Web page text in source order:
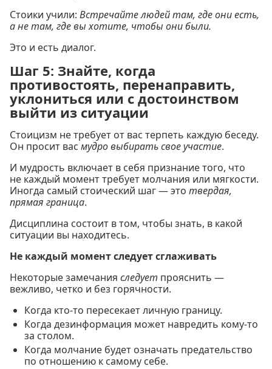
Стоики учили: Встречайте людей там, где они есть,
а не там, где вы хотите, чтобы они были.
Это и есть диалог.
Шаг 5: Знайте, когда
противостоять, перенаправить,
уклониться или с достоинством
выйти из ситуации
Стоицизм не требует от вас терпеть каждую беседу.
Он просит вас мудро выбирать свое участие.
И мудрость включает в себя признание того, что
не каждый момент требует молчания или мягкости.
Иногда самый стоический шаг — это твердая,
прямая граница.
Дисциплина состоит в том, чтобы знать, в какой
ситуации вы находитесь.
Не каждый момент следует сглаживать
Некоторые замечания следует прояснить —
вежливо, четко и без горячности.
Когда кто-то пересекает личную границу.
Когда дезинформация может навредить кому-то
за столом.
Когда молчание будет означать предательство
по отношению к самому себе.